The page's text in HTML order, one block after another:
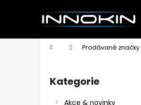
Domů Prodávané značky
Přeskočit
kategorie
Kategorie
Akce & novinky
í
Zpět
do
Zpět
do